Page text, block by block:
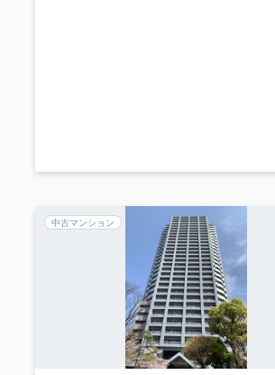
中古マンション